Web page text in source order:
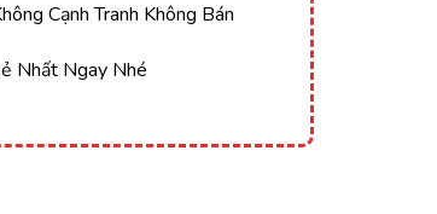
Cạnh Tranh Không Bán
Nhất Ngay Nhé